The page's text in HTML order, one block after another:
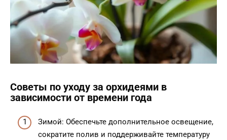
Советы по уходу за орхидеями в
зависимости от времени года
Зимой: Обеспечьте дополнительное освещение,
сократите полив и поддерживайте температуру